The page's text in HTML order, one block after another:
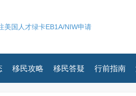
美国人才绿卡EB1A/NIW申请
移民攻略 移民答疑 行前指南